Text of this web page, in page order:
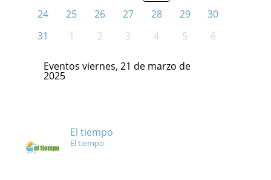
24
25 26 27 28 29
30
31
1 2 3 4 5 6
Eventos viernes, 21 de marzo de
2025
El tiempo
El tiempo